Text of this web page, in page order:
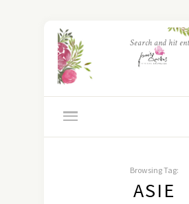
Browsing Tag:
ASIE